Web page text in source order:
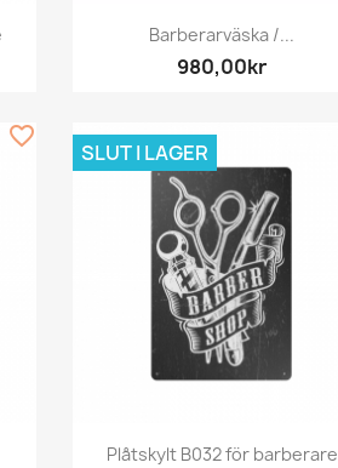
Snabbvy
Barberarväska /...
980,00kr
favorite_border
Snabbvy
Plåtskylt B032 för barberare
SLUT I LAGER